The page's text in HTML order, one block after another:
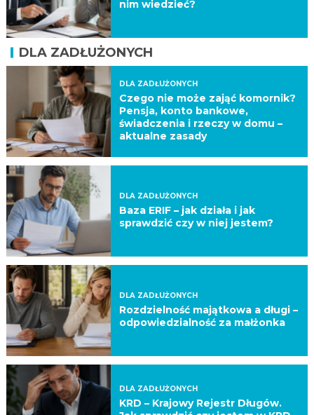
nim wiedzieć?
DLA ZADŁUŻONYCH
DLA ZADŁUŻONYCH
Czego nie może zająć komornik?
Pensja, konto bankowe,
świadczenia i rzeczy w domu –
aktualne zasady
DLA ZADŁUŻONYCH
Baza ERIF – jak działa i jak
sprawdzić czy w niej jestem?
DLA ZADŁUŻONYCH
Rozdzielność majątkowa a długi –
odpowiedzialność za małżonka
DLA ZADŁUŻONYCH
KRD – Krajowy Rejestr Długów.